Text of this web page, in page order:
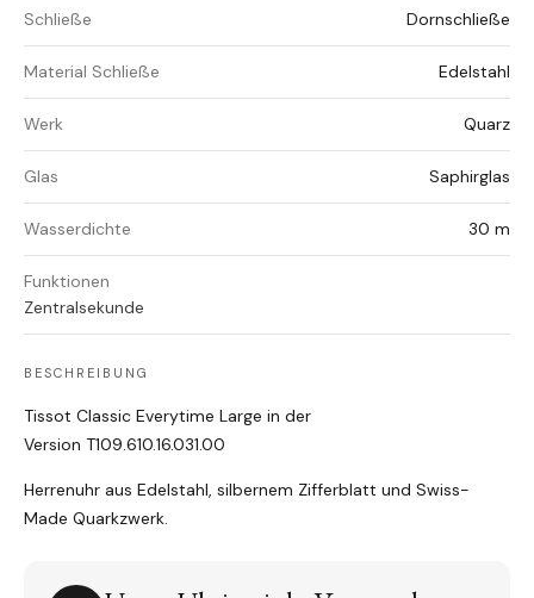
Schließe Dornschließe
Material Schließe Edelstahl
Werk Quarz
Glas Saphirglas
Wasserdichte 30 m
Funktionen
Zentralsekunde
BESCHREIBUNG
Tissot Classic Everytime Large in der
Version T109.610.16.031.00
Herrenuhr aus Edelstahl, silbernem Zifferblatt und Swiss-
Made Quarkzwerk.